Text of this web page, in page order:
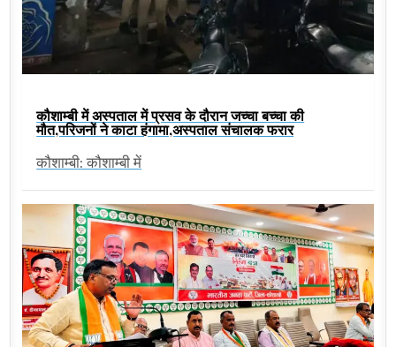
कौशाम्बी में अस्पताल में प्रसव के दौरान जच्चा बच्चा की
मौत,परिजनों ने काटा हंगामा,अस्पताल संचालक फरार
कौशाम्बी: कौशाम्बी में